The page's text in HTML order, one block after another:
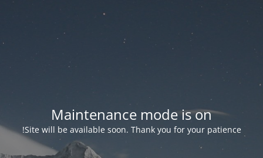
Maintenance mode is on
Site will be available soon. Thank you for your patience!